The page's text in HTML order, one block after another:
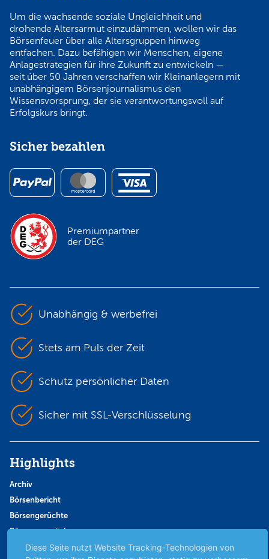
Um die wachsende soziale Ungleichheit und
drohende Altersarmut einzudämmen, wollen wir das
Börsenfeuer über alle Altersgruppen hinweg
entfachen. Dazu befähigen wir Menschen, eigene
Anlagestrategien für ihre Zukunft zu entwickeln —
seit über 50 Jahren verschaffen wir Kleinanlegern mit
unabhängigem Börsenjournalismus den
Wissensvorsprung, der sie verantwortungsvoll auf
Erfolgskurs bringt.
Sicher bezahlen
Premiumpartner
der DEG
Unabhängig & werbefrei
Stets am Puls der Zeit
Schutz persönlicher Daten
Sicher mit SSL-Verschlüsselung
Highlights
Archiv
Börsenbericht
Börsengerüchte
Börsengespräche
Börsennews
Diese Seite nutzt Website Tracking-Technologien von